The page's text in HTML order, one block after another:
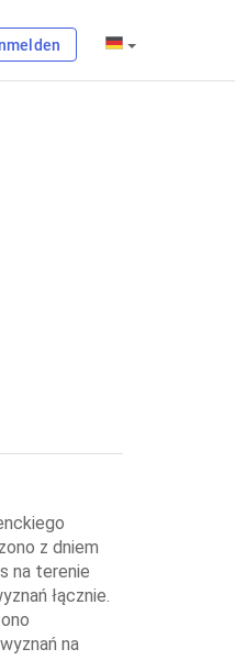
z dniem
na terenie
łącznie.
na